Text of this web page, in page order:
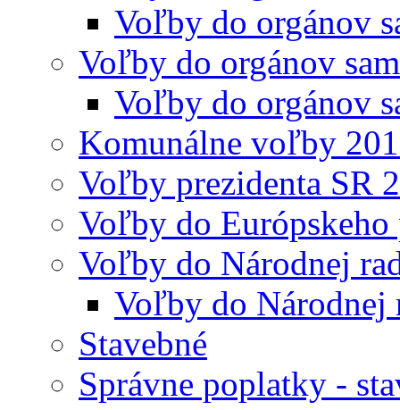
Voľby do orgánov
Voľby do orgánov
Voľby do orgánov
Komunálne voľby
Voľby prezidenta SR
Voľby do Európskeho
Voľby do Národnej
Voľby do Národnej
Stavebné
Správne poplatky -